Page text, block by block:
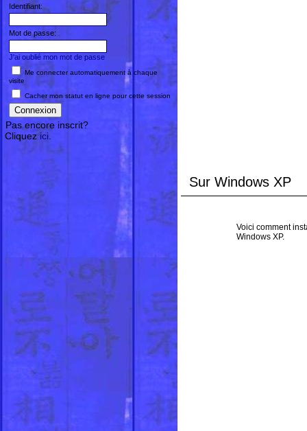
Identifiant:
Mot de passe:
J'ai oublié mon mot de passe
Me connecter automatiquement à chaque
visite
Cacher mon statut en ligne pour cette session
Pas encore inscrit?
Cliquezici
Sur Windows XP
Voici comment
Windows XP.